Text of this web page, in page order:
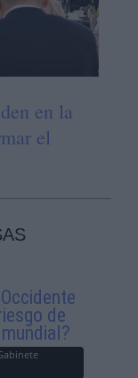
en la
el
de